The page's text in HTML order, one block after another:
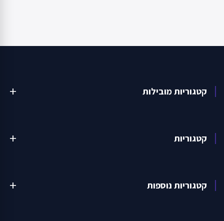
קטגוריות מובילות add
קטגוריות add
קטגוריות נוספות add